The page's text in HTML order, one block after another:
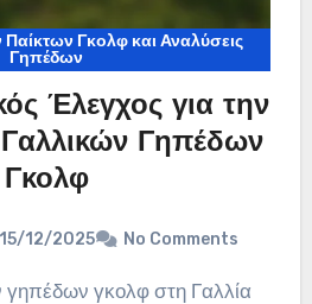
Παίκτων Γκολφ και Αναλύσεις
Γηπέδων
Έλεγχος για την
Γηπέδων
Γκολφ
15/12/2025 No Comments